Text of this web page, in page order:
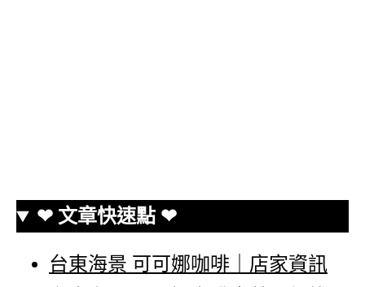
❤ 文章快速點 ❤
台東海景 可可娜咖啡｜店家資訊